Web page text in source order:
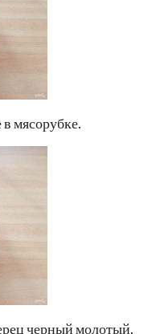
мясорубке.
черный молотый.